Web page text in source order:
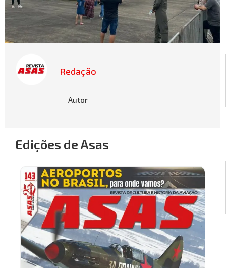
Redação
Autor
Edições de Asas